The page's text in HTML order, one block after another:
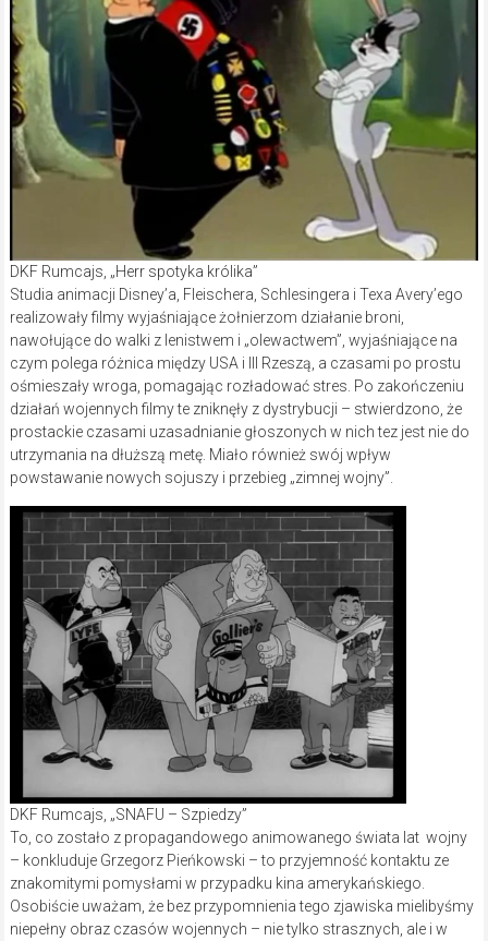
DKF Rumcajs, „Herr spotyka królika”
Studia animacji Disney’a, Fleischera, Schlesingera i Texa Avery’ego
realizowały filmy wyjaśniające żołnierzom działanie broni,
nawołujące do walki z lenistwem i „olewactwem”, wyjaśniające na
czym polega różnica między USA i III Rzeszą, a czasami po prostu
ośmieszały wroga, pomagając rozładować stres. Po zakończeniu
działań wojennych filmy te zniknęły z dystrybucji – stwierdzono, że
prostackie czasami uzasadnianie głoszonych w nich tez jest nie do
utrzymania na dłuższą metę. Miało również swój wpływ
powstawanie nowych sojuszy i przebieg „zimnej wojny”.
DKF Rumcajs, „SNAFU – Szpiedzy”
To, co zostało z propagandowego animowanego świata lat wojny
– konkluduje Grzegorz Pieńkowski – to przyjemność kontaktu ze
znakomitymi pomysłami w przypadku kina amerykańskiego.
Osobiście uważam, że bez przypomnienia tego zjawiska mielibyśmy
niepełny obraz czasów wojennych – nie tylko strasznych, ale i w